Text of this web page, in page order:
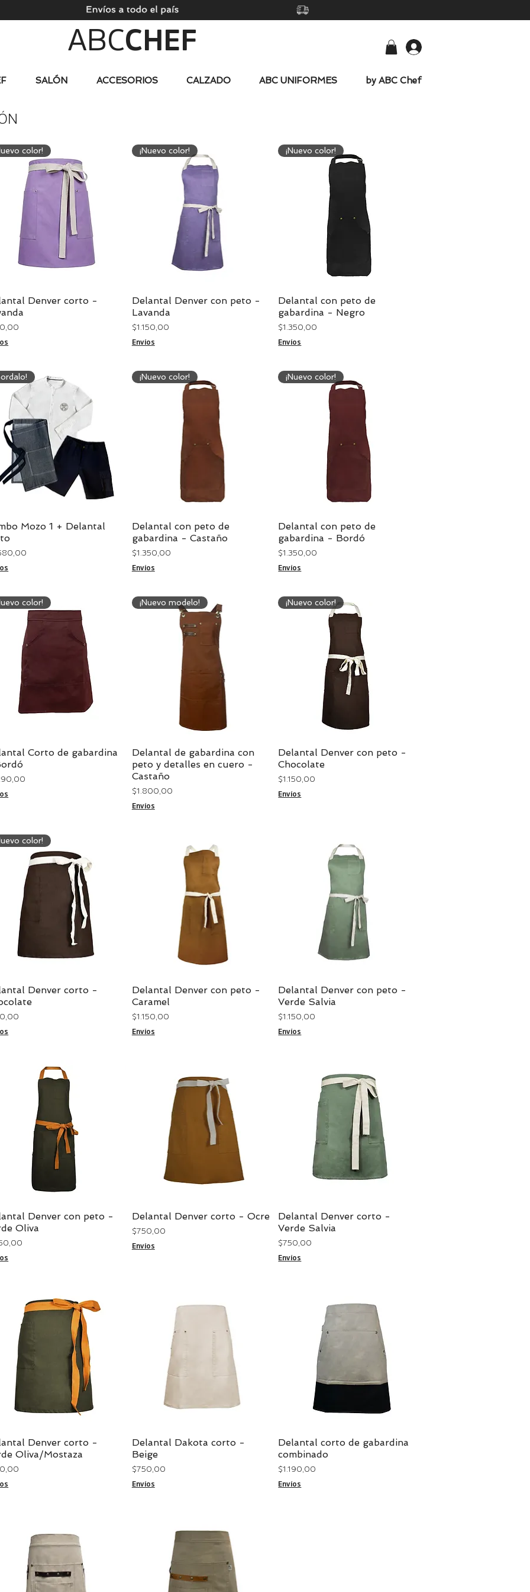
ABCCHEF
SALÓN ACCESORIOS CALZADO ABC UNIFORMES by ABC Chef
Vista rápida
color!
Denver corto -
Vista rápida
¡Nuevo color!
Delantal Denver con peto -
Lavanda
Precio
$ 1.150,00
Envíos
Vista rápida
¡Nuevo color!
Delantal con peto de
gabardina - Negro
Precio
$ 1.350,00
Envíos
Vista rápida
Mozo 1 + Delantal
Vista rápida
¡Nuevo color!
Delantal con peto de
gabardina - Castaño
Precio
$ 1.350,00
Envíos
Vista rápida
¡Nuevo color!
Delantal con peto de
gabardina - Bordó
Precio
$ 1.350,00
Envíos
Vista rápida
color!
Corto de gabardina
Vista rápida
¡Nuevo modelo!
Delantal de gabardina con
peto y detalles en cuero -
Castaño
Precio
$ 1.800,00
Envíos
Vista rápida
¡Nuevo color!
Delantal Denver con peto -
Chocolate
Precio
$ 1.150,00
Envíos
Vista rápida
color!
Denver corto -
Vista rápida
Delantal Denver con peto -
Caramel
Precio
$ 1.150,00
Envíos
Vista rápida
Delantal Denver con peto -
Verde Salvia
Precio
$ 1.150,00
Envíos
Vista rápida
Denver con peto -
Oliva
Vista rápida
Delantal Denver corto - Ocre
Precio
$ 750,00
Envíos
Vista rápida
Delantal Denver corto -
Verde Salvia
Precio
$ 750,00
Envíos
Vista rápida
Denver corto -
Oliva/Mostaza
Vista rápida
Delantal Dakota corto -
Beige
Precio
$ 750,00
Envíos
Vista rápida
Delantal corto de gabardina
combinado
Precio
$ 1.190,00
Envíos